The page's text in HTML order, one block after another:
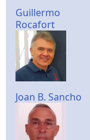
Guillermo
Rocafort
Joan B. Sancho